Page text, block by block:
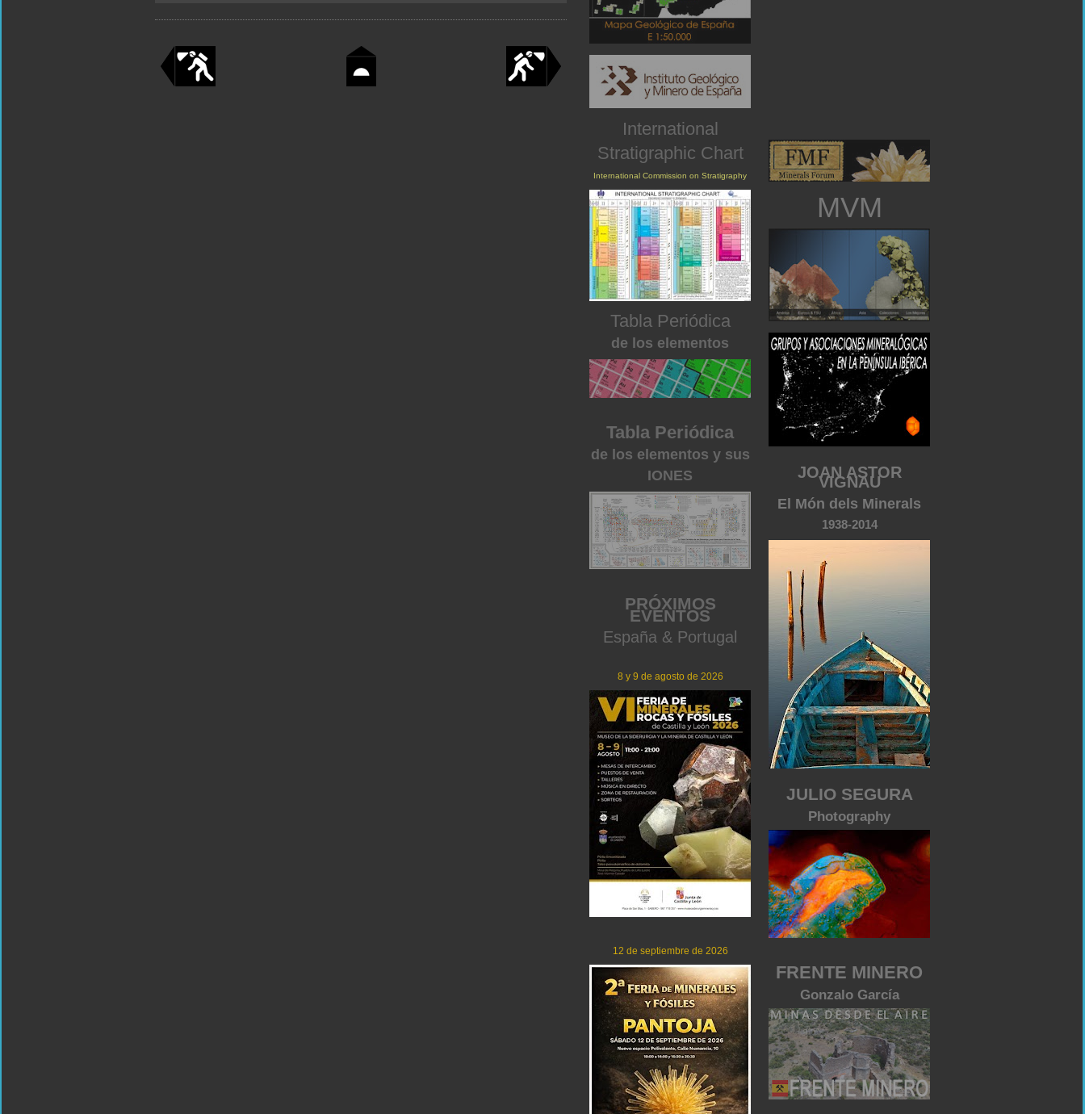
MVM
JOAN ASTOR
VIGNAU
El Món dels Minerals
1938-2014
JULIO SEGURA
Photography
FRENTE MINERO
Gonzalo García
International
Stratigraphic Chart
International Commission on Stratigraphy
Tabla Periódica
de los elementos
Tabla Periódica
de los elementos y sus
IONES
PRÓXIMOS
EVENTOS
España & Portugal
8 y 9 de agosto de 2026
12 de septiembre de 2026